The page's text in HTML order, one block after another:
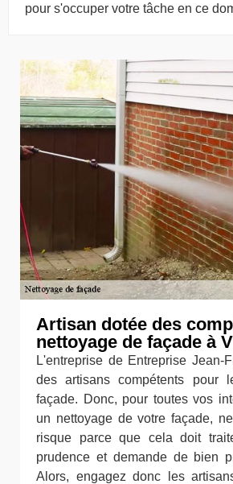
pour s'occuper votre tâche en ce
Artisan dotée des
nettoyage de façade à
L'entreprise de Entreprise Jean-
des artisans compétents pour
façade. Donc, pour toutes vos
un nettoyage de votre façade,
risque parce que cela doit
prudence et demande de bien
Alors, engagez donc les